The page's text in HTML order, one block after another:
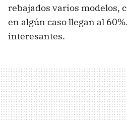
rebajados varios modelos,
en algún caso llegan al
interesantes.